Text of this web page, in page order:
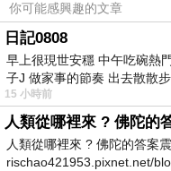
▼ 【Targus 泰格
轉滑鼠官方產品頁面
你可能感興趣的文章
日記0808
早上很現世安穩 中午吃碗熱
子J 做家事的節奏 出去散散
15 小時前
人類從哪裡來 ? 佛陀的
人類從哪裡來 ? 佛陀的答案
rischao421953.pixnet.net/